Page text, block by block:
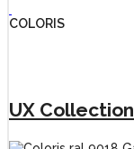
COLORIS
UX Collection